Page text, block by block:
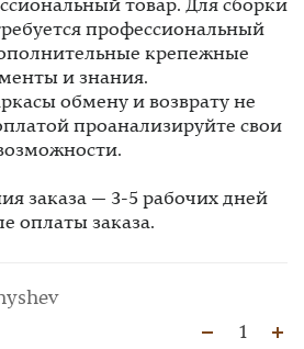
товар. Для сборки
профессиональный
крепежные
и знания.
обмену и возврату не
проанализируйте свои
заказа — 3-5 рабочих дней
оплаты заказа.
1